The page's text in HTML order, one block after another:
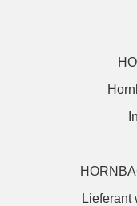
Lieferant